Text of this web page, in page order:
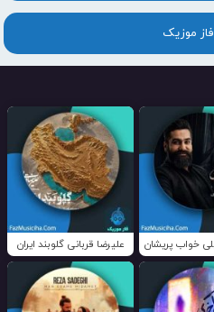
موزیک
خواب پریشان علیرضا قربانی گلوبند ایران